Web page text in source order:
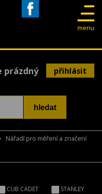
menu
prázdný přihlásit
Nářadí pro měření a značení
CUB CADET STANLEY